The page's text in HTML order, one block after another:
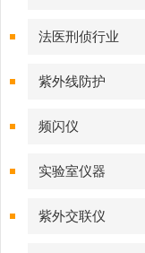
法医刑侦行业
紫外线防护
频闪仪
实验室仪器
紫外交联仪